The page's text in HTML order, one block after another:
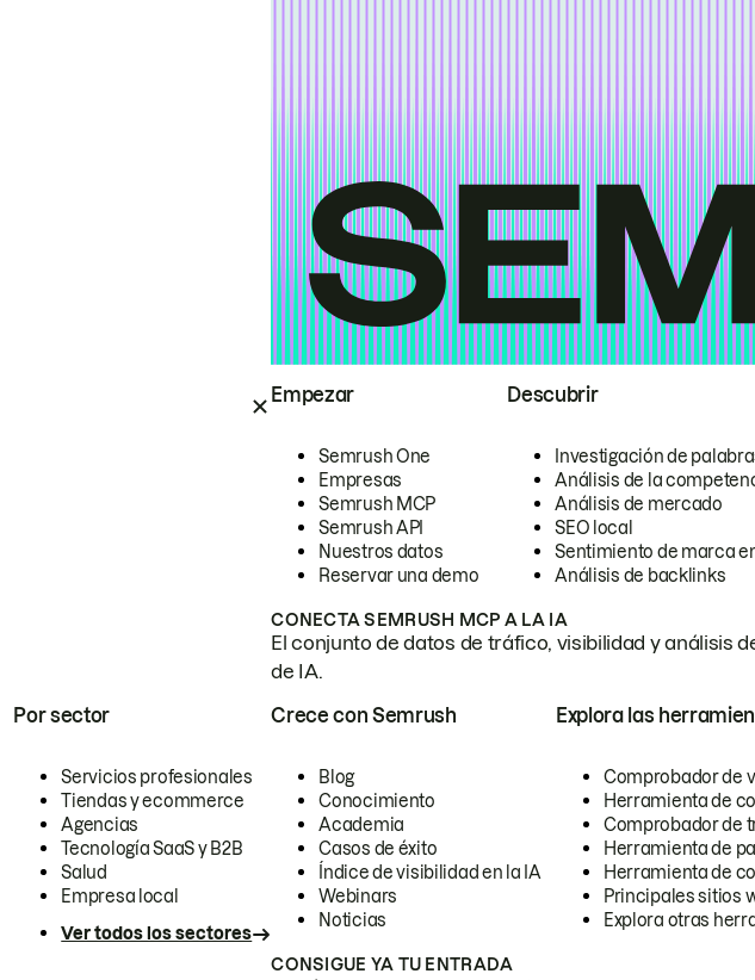
Empezar
Semrush One
Empresas
Semrush MCP
Semrush API
Nuestros datos
Reservar una demo
Descubrir
Investigación de
Análisis de la
Análisis de mercado
SEO local
Sentimiento de marca
Análisis de backlinks
CONECTA SEMRUSH MCP A LA IA
El conjunto de datos de tráfico, visibilidad y análisis
de IA.
Por sector
Servicios profesionales
Tiendas y ecommerce
Agencias
Tecnología SaaS y B2B
Salud
Empresa local
Ver todos los sectores
Crece con Semrush
Blog
Conocimiento
Academia
Casos de éxito
Índice de visibilidad en la IA
Webinars
Noticias
Explora las
Comprobador de
Herramienta de
Comprobador de
Herramienta de
Herramienta de
Principales sitios
Explora otras
CONSIGUE YA TU ENTRADA